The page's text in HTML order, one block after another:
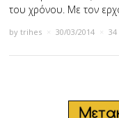
του χρόνου. Με τον
bytrihes 30/03/2014